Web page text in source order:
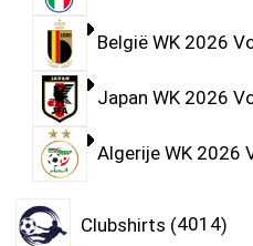
België WK 2026
Japan WK 2026
Algerije WK 2026
Clubshirts 4014